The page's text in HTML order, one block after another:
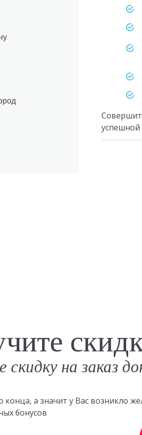
успешной
скидку на заказ
конца, а значит у Вас возникло
бонусов